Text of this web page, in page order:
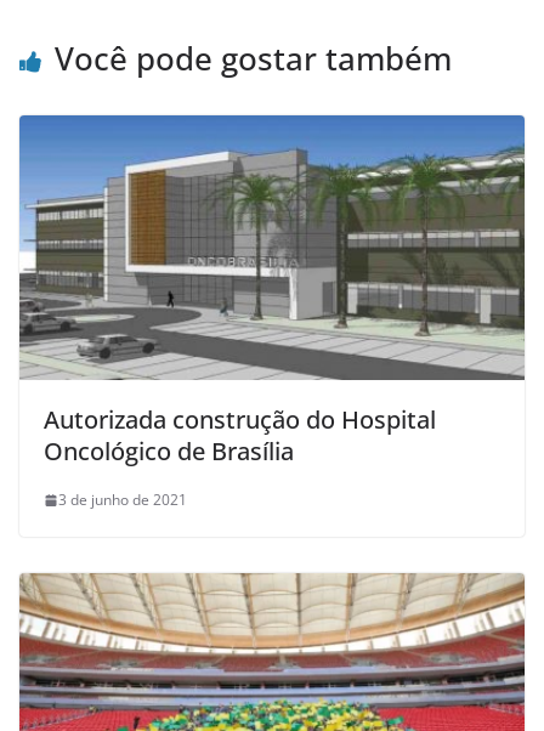
Você pode gostar também
Autorizada construção do Hospital
Oncológico de Brasília
3 de junho de 2021